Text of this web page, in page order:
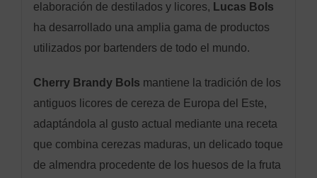
elaboración de destilados y licores, Lucas Bols
ha desarrollado una amplia gama de productos
utilizados por bartenders de todo el mundo.
Cherry Brandy Bols mantiene la tradición de los
antiguos licores de cereza de Europa del Este,
adaptándola al gusto actual mediante una receta
que combina cerezas maduras, un delicado toque
de almendra procedente de los huesos de la fruta